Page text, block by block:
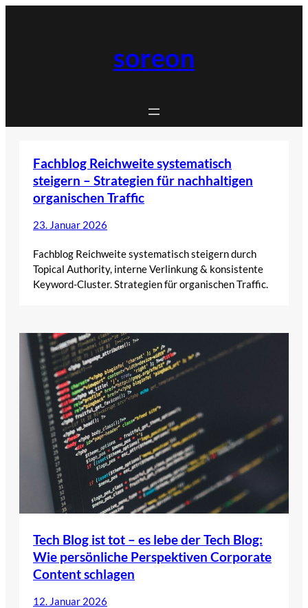
soreon
Fachblog Reichweite systematisch
steigern – Strategien für nachhaltigen
organischen Traffic
23. Januar 2026
Fachblog Reichweite systematisch steigern durch
Topical Authority, interne Verlinkung & konsistente
Keyword-Cluster. Strategien für organischen Traffic.
Tech Blog ist tot – es lebe der Tech Blog:
Wie persönliche Perspektiven Corporate
Content schlagen
12. Januar 2026